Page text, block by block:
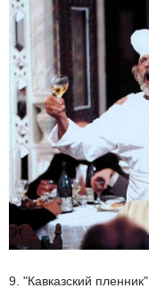
9. "Кавказский